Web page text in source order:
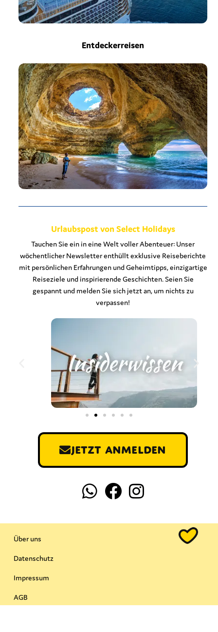
Entdeckerreisen
Urlaubspost von Select Holidays
Tauchen Sie ein in eine Welt voller Abenteuer: Unser
wöchentlicher Newsletter enthüllt exklusive Reiseberichte
mit persönlichen Erfahrungen und Geheimtipps, einzigartige
Reiseziele und inspirierende Geschichten. Seien Sie
gespannt und melden Sie sich jetzt an, um nichts zu
verpassen!
Jetzt anmelden
Über uns
Datenschutz
Impressum
AGB